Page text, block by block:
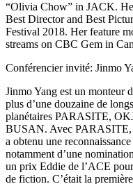
“Olivia Chow” in JACK.
Best Director and Best
Festival 2018. Her feature
streams on CBC Gem in
Conférencier invité: Jinmo
Jinmo Yang est un monteur
plus d’une douzaine de
planétaires PARASITE,
BUSAN. Avec PARASITE,
a obtenu une
notamment d’une
un prix Eddie de l’ACE
de fiction. C’était la